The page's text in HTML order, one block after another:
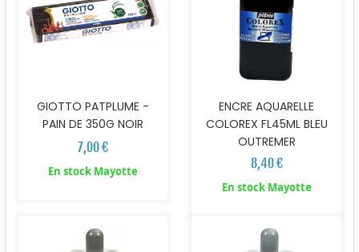
GIOTTO PATPLUME -
PAIN DE 350G NOIR
7,00 €
En stock Mayotte
ENCRE AQUARELLE
COLOREX FL45ML BLEU
OUTREMER
8,40 €
En stock Mayotte